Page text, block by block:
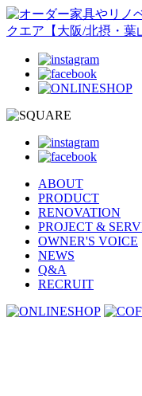
ABOUT
PRODUCT
RENOVATION
PROJECT &
OWNER'S VOICE
NEWS
Q&A
RECRUIT